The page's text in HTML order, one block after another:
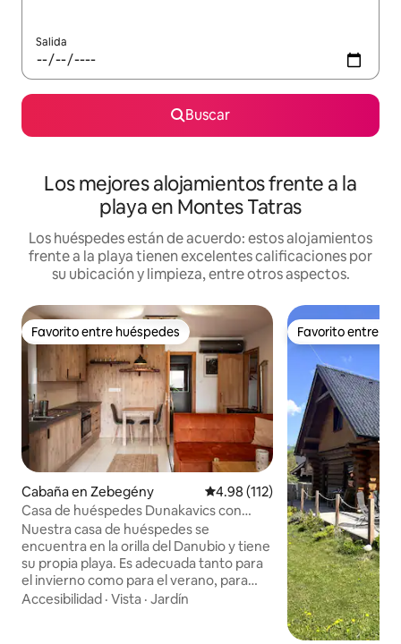
Salida
Buscar
Los mejores alojamientos frente a la
playa en Montes Tatras
Los huéspedes están de acuerdo: estos alojamientos
frente a la playa tienen excelentes calificaciones por
su ubicación y limpieza, entre otros aspectos.
Favorito entre huéspedes
Favorito entre huéspedes
Cabaña en Zebegény Calificación promedio: 4.98 de
4.98 (112)
Casa de huéspedes Dunakavics con
playa
Nuestra casa de huéspedes se
encuentra en la orilla del Danubio y tiene
su propia playa. Es adecuada tanto para
el invierno como para el verano, para
acurrucarse, retirarse, disfrutar de la
Accesibilidad · Vista · Jardín
Favorito entre
Favorito entre